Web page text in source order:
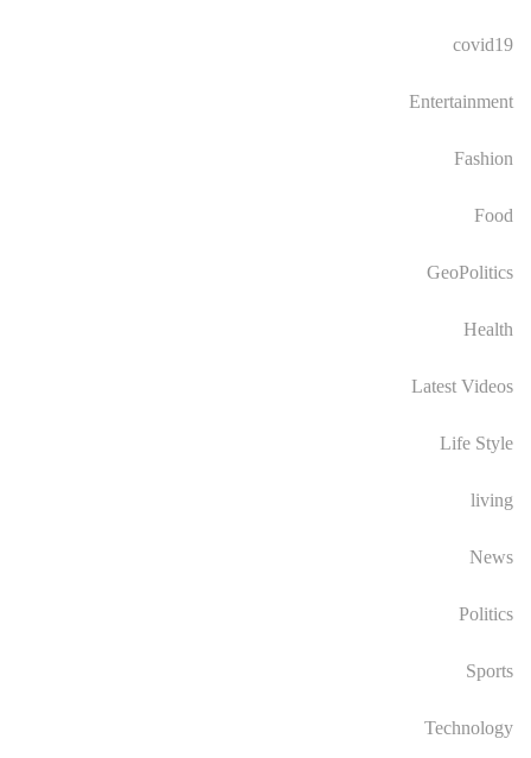
covid19
Entertainment
Fashion
Food
GeoPolitics
Health
Latest Videos
Life Style
living
News
Politics
Sports
Technology